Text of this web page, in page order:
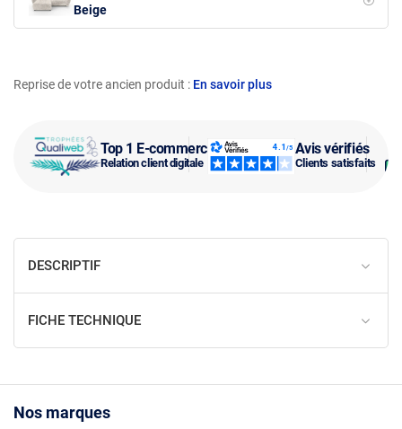
Top 1 E-commerce
Relation client digitale
Avis vérifiés
Clients satisfaits
Reprise de votre ancien produit : En savoir plus
Beige
DESCRIPTIF
FICHE TECHNIQUE
Nos marques